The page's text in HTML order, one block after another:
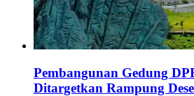
Pembangunan Gedung
Ditargetkan Rampung